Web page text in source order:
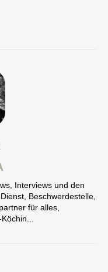
Interviews und den
Beschwerdestelle,
für alles,